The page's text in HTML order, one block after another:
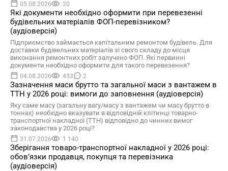
05.08.2026 20
Які документи необхідно оформити при перевезенні
будівельних матеріалів ФОП-перевізником?
(аудіоверсія)
Підприємство займається капітальним ремонтом будівель. Для
доставки будівельних матеріалів зі свого складу до місця
виконання ремонтних робіт залучено ФОП. Які первинні
документи необхідно оформити для такого перевезення?
04.08.2026 433 2
Зазначення маси брутто та загальної маси з вантажем в
ТТН у 2026 році: вимоги до заповнення (аудіоверсія)
Яку саме масу (загальну вагу/масу з вантажем чи масу брутто в
тоннах) необхідно вказувати в відповідній клітинці товарно-
транспортної накладної (ТТН) відповідно до чинних вимог
законодавства у 2026 році?
31.07.2026 1 140
Зберігання товаро-транспортної накладної у 2026 році:
обов’язки продавця, покупця та перевізника
(аудіоверсія)